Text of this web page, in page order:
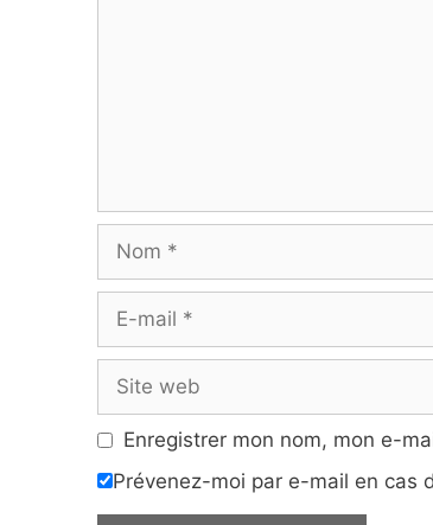
mail
web
Enregistrer mon nom, mon e-
Prévenez-moi par e-mail en cas